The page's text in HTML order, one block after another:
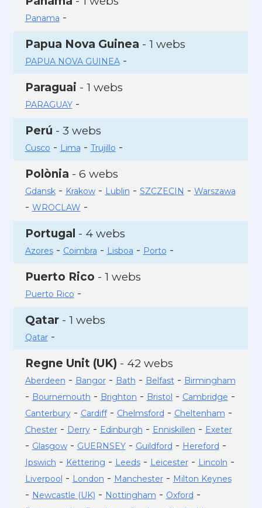
Panama -
Papua Nova Guinea - 1 webs
PAPUA NOVA GUINEA-
Paraguai - 1 webs
PARAGUAY-
Perú - 3 webs
Cusco - Lima - Trujillo -
Polònia - 6 webs
Gdansk- Krakow- Lublin - SZCZECIN - Warszawa
- WROCLAW -
Portugal - 4 webs
Azores- Coimbra - Lisboa - Porto -
Puerto Rico - 1 webs
Puerto Rico -
Qatar- 1 webs
Qatar-
Regne Unit (UK) - 42 webs
Aberdeen - Bangor- Bath - Belfast- Birmingham
- Bournemouth - Brighton - Bristol - Cambridge -
Canterbury- Cardiff- Chelmsford - Cheltenham -
Chester- Derry- Edinburgh - Enniskillen - Exeter
- Glasgow- GUERNSEY- Guildford - Hereford -
Ipswich - Kettering - Leeds- Leicester- Lincoln -
Liverpool - London - Manchester- Milton Keynes
- Newcastle (UK) - Nottingham - Oxford -